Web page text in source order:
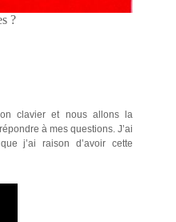
?
clavier et nous allons la
à mes questions. J’ai
j’ai raison d’avoir cette